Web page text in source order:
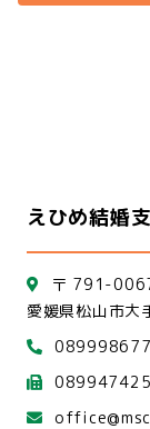
えひめ結婚
〒 791-
愛媛県松山市大